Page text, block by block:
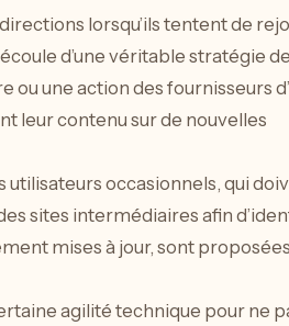
lorsqu’ils tentent de
d’une véritable stratégie de
une action des fournisseurs
leur contenu sur de nouvelles
utilisateurs occasionnels, qui
sites intermédiaires afin
mises à jour, sont
agilité technique pour ne